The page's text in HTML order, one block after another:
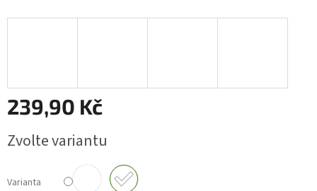
239,90 Kč
cena:
Zvolte variantu
Varianta